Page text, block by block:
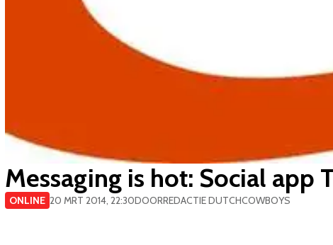
Messaging is hot: Social
ONLINE 20 MRT 2014, 22:30DOORREDACTIE DUTCHCOWBOYS